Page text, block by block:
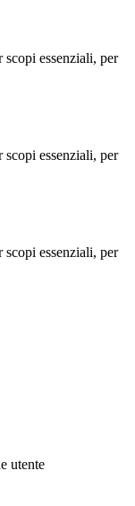
essenziali, per
essenziali, per
essenziali, per
utente